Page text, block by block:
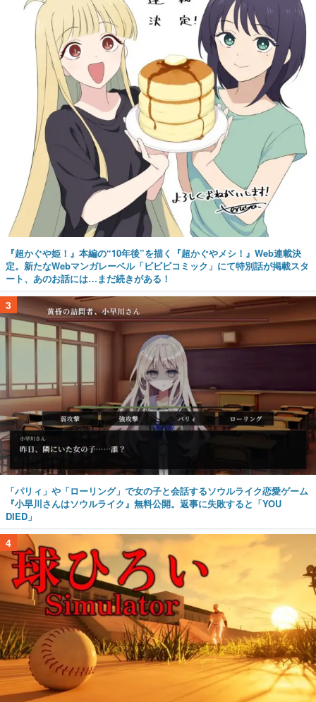
『超かぐや姫！』本編の“10年後”を描く『超かぐやメシ！』Web連載決
定。新たなWebマンガレーベル「ビビビコミック」にて特別話が掲載スタ
ート、あのお話には…まだ続きがある！
3
「パリィ」や「ローリング」で女の子と会話するソウルライク恋愛ゲーム
『小早川さんはソウルライク』無料公開。返事に失敗すると「YOU
DIED」
4